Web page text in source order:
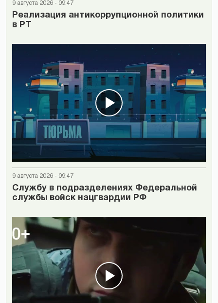
9 августа 2026 - 09:47
Реализация антикоррупционной политики
в РТ
9 августа 2026 - 09:47
Cлужбу в подразделениях Федеральной
службы войск нацгвардии РФ